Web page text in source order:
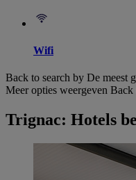
Wifi
Back to search by De meest
Meer opties weergeven Back
Trignac: Hotels